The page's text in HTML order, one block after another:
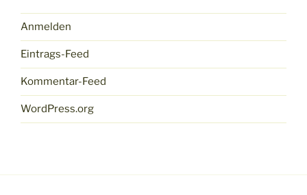
Anmelden
Eintrags-Feed
Kommentar-Feed
WordPress.org